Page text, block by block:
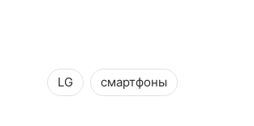
LG смартфоны